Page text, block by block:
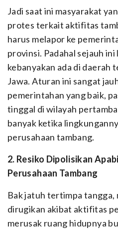
Jadi saat ini masyarakat
protes terkait aktifitas
harus melapor ke
provinsi. Padahal sejauh
kebanyakan ada di daerah
Jawa. Aturan ini sangat
pemerintahan yang baik,
tinggal di wilayah
banyak ketika
perusahaan tambang.
2. Resiko Dipolisikan
Perusahaan Tambang
Bak jatuh tertimpa tangga,
dirugikan akibat aktifitas
merusak ruang hidupnya